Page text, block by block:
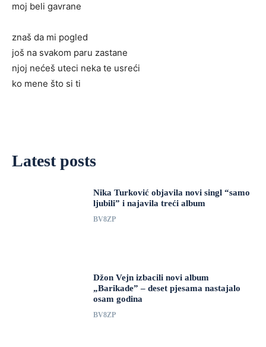
moj beli gavrane
znaš da mi pogled
još na svakom paru zastane
njoj nećeš uteci neka te usreći
ko mene što si ti
Latest posts
Nika Turković objavila novi singl “samo
ljubili” i najavila treći album
BV8ZP
Džon Vejn izbacili novi album
„Barikade” – deset pjesama nastajalo
osam godina
BV8ZP